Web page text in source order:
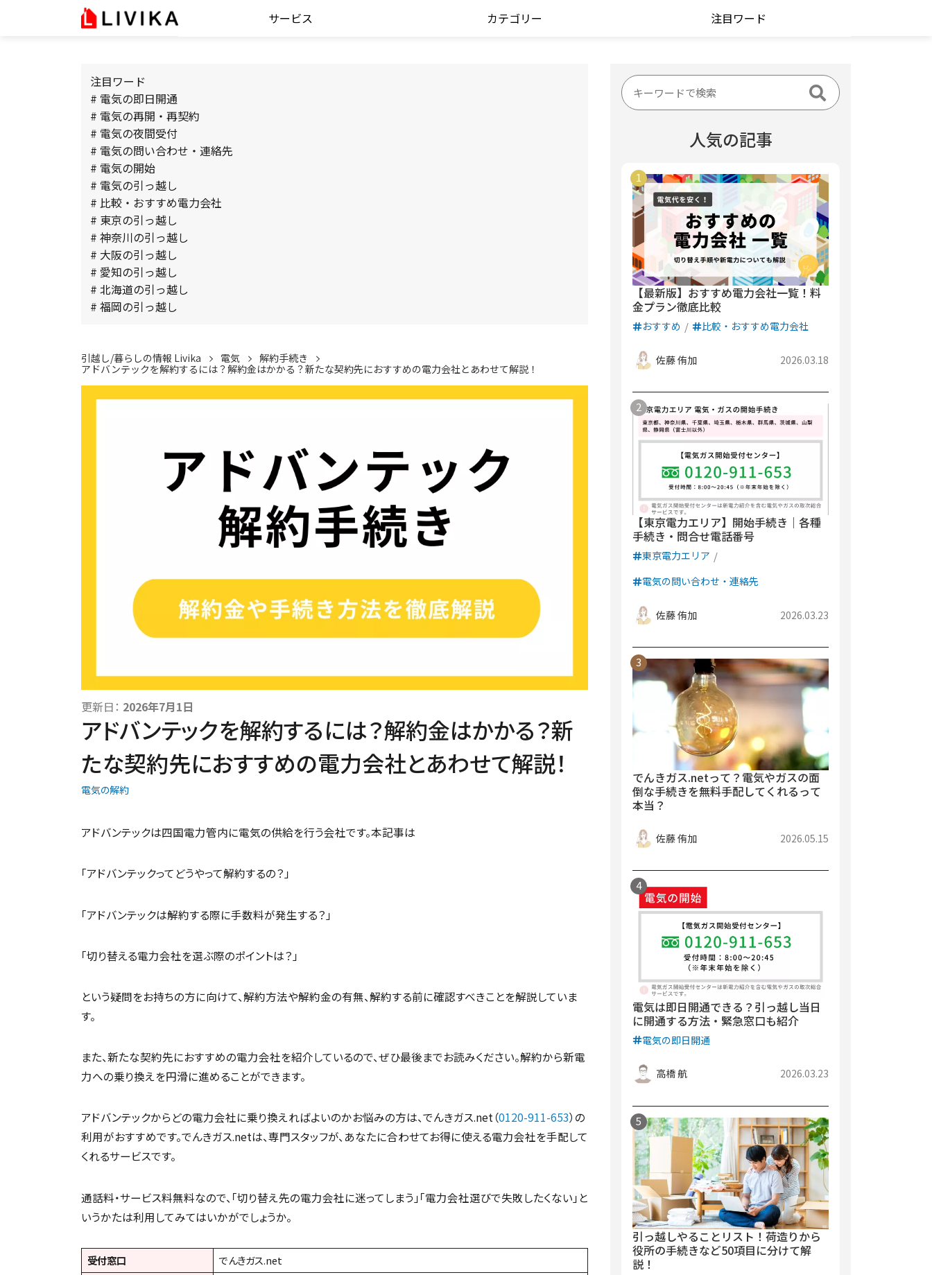
サービス カテゴリー 注目ワード
注目ワード
# 電気の即日開通
# 電気の再開・再契約
# 電気の夜間受付
# 電気の問い合わせ・連絡先
# 電気の開始
# 電気の引っ越し
# 比較・おすすめ電力会社
# 東京の引っ越し
# 神奈川の引っ越し
# 大阪の引っ越し
# 愛知の引っ越し
# 北海道の引っ越し
# 福岡の引っ越し
引越し/暮らしの情報 Livika 電気
解約手続き
アドバンテックを解約するには？解約金はかかる？新たな契約先におすすめの電力会社とあわせて解説！
更新日： 2026年7月1日
アドバンテックを解約するには？解約金はかかる？新
たな契約先におすすめの電力会社とあわせて解説！
電気の解約
アドバンテックは四国電力管内に電気の供給を行う会社です。本記事は
「アドバンテックってどうやって解約するの？」
「アドバンテックは解約する際に手数料が発生する？」
「切り替える電力会社を選ぶ際のポイントは？」
という疑問をお持ちの方に向けて、解約方法や解約金の有無、解約する前に確認すべきことを解説していま
す。
また、新たな契約先におすすめの電力会社を紹介しているので、ぜひ最後までお読みください。解約から新電
力への乗り換えを円滑に進めることができます。
アドバンテックからどの電力会社に乗り換えればよいのかお悩みの方は、でんきガス.net（0120-911-653）の
利用がおすすめです。でんきガス.netは、専門スタッフが、あなたに合わせてお得に使える電力会社を手配して
くれるサービスです。
通話料・サービス料無料なので、「切り替え先の電力会社に迷ってしまう」「電力会社選びで失敗したくない」と
いうかたは利用してみてはいかがでしょうか。
受付窓口
でんきガス.net
人気の記事
【最新版】おすすめ電力会社一覧！料
金プラン徹底比較
おすすめ 比較・おすすめ電力会社
佐藤 侑加 2026.03.18
【東京電力エリア】開始手続き｜各種
手続き・問合せ電話番号
東京電力エリア
電気の問い合わせ・連絡先
佐藤 侑加 2026.03.23
でんきガス.netって？電気やガスの面
倒な手続きを無料手配してくれるって
本当？
佐藤 侑加 2026.05.15
電気は即日開通できる？引っ越し当日
に開通する方法・緊急窓口も紹介
電気の即日開通
高橋 航 2026.03.23
引っ越しやることリスト！荷造りから
役所の手続きなど50項目に分けて解
説！